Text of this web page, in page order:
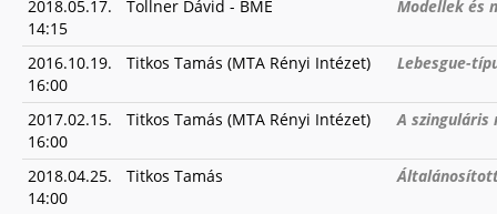
2018.05.17.
14:15
Tollner Dávid - BME Modellek és
2016.10.19.
16:00
Titkos Tamás (MTA Rényi Intézet) Lebesgue-
2017.02.15.
16:00
Titkos Tamás (MTA Rényi Intézet) A
2018.04.25.
14:00
Titkos Tamás